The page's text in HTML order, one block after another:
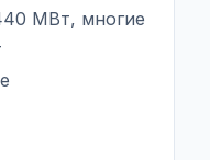
МВт, многие